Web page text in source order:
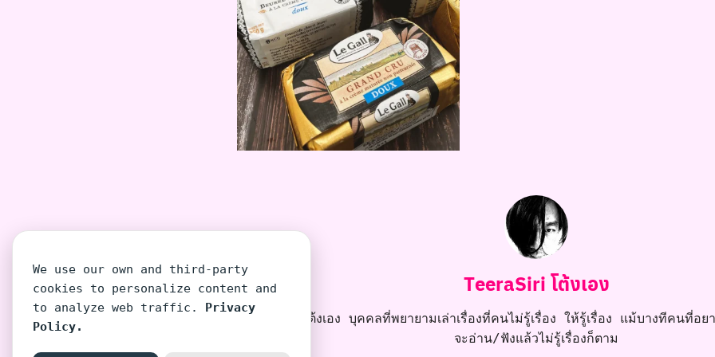
TeeraSiri โต้งเอง
โต้งเอง บุคคลที่พยายามเล่าเรื่องที่คนไม่รู้เรื่อง ให้รู้เรื่อง แม้บางทีคนที่อย
จะอ่าน/ฟังแล้วไม่รู้เรื่องก็ตาม
We use our own and third-party
cookies to personalize content and
to analyze web traffic. Privacy
Policy.